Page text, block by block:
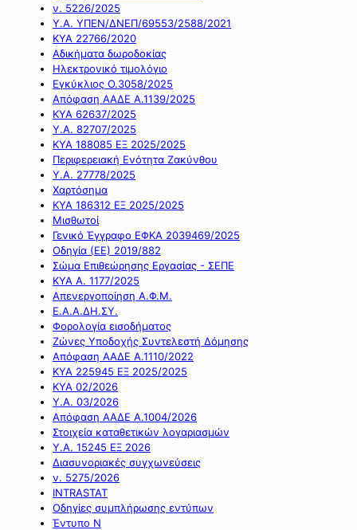
ν. 5226/2025
Υ.Α. ΥΠΕΝ/ΔΝΕΠ/69553/2588/2021
ΚΥΑ 22766/2020
Αδικήματα δωροδοκίας
Ηλεκτρονικό τιμολόγιο
Εγκύκλιος Ο.3058/2025
Απόφαση ΑΑΔΕ Α.1139/2025
ΚΥΑ 62637/2025
Υ.Α. 82707/2025
ΚΥΑ 188085 ΕΞ 2025/2025
Περιφερειακή Ενότητα Ζακύνθου
Υ.Α. 27778/2025
Χαρτόσημα
ΚΥΑ 186312 ΕΞ 2025/2025
Μισθωτοί
Γενικό Έγγραφο ΕΦΚΑ 2039469/2025
Οδηγία (ΕΕ) 2019/882
Σώμα Επιθεώρησης Εργασίας - ΣΕΠΕ
ΚΥΑ Α. 1177/2025
Απενεργοποίηση Α.Φ.Μ.
Ε.Α.Α.ΔΗ.ΣΥ.
Φορολογία εισοδήματος
Ζώνες Υποδοχής Συντελεστή Δόμησης
Απόφαση ΑΑΔΕ Α.1110/2022
ΚΥΑ 225945 ΕΞ 2025/2025
ΚΥΑ 02/2026
Υ.Α. 03/2026
Απόφαση ΑΑΔΕ Α.1004/2026
Στοιχεία καταθετικών λογαριασμών
Υ.Α. 15245 ΕΞ 2026
Διασυνοριακές συγχωνεύσεις
ν. 5275/2026
INTRASTAT
Οδηγίες συμπλήρωσης εντύπων
Έντυπο Ν